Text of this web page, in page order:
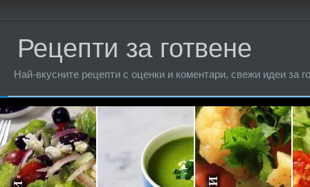
Рецепти за готвене
Най-вкусните рецепти с оценки и коментари, свежи идеи за